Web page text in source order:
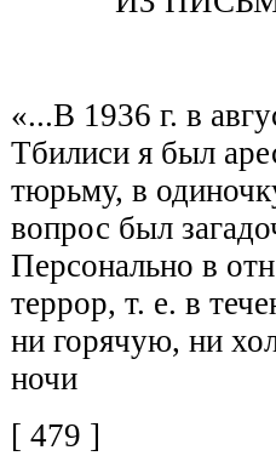
«...В 1936 г. в
Тбилиси я был
тюрьму, в
вопрос был
Персонально в
террор, т. е. в
ни горячую, ни
ночи
[ 479 ]